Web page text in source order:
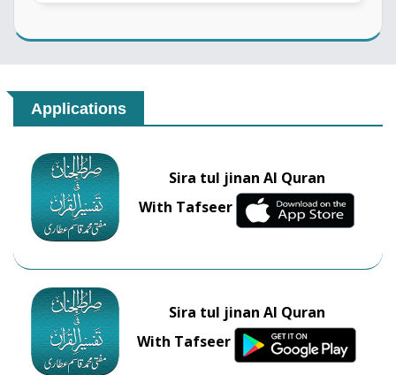
Applications
Sira tul jinan Al Quran
With Tafseer
Sira tul jinan Al Quran
With Tafseer